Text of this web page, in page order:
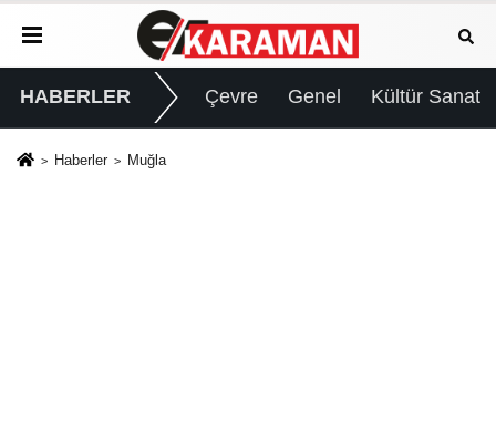
HABERLER Çevre Genel Kültür Sanat
Haberler Muğla